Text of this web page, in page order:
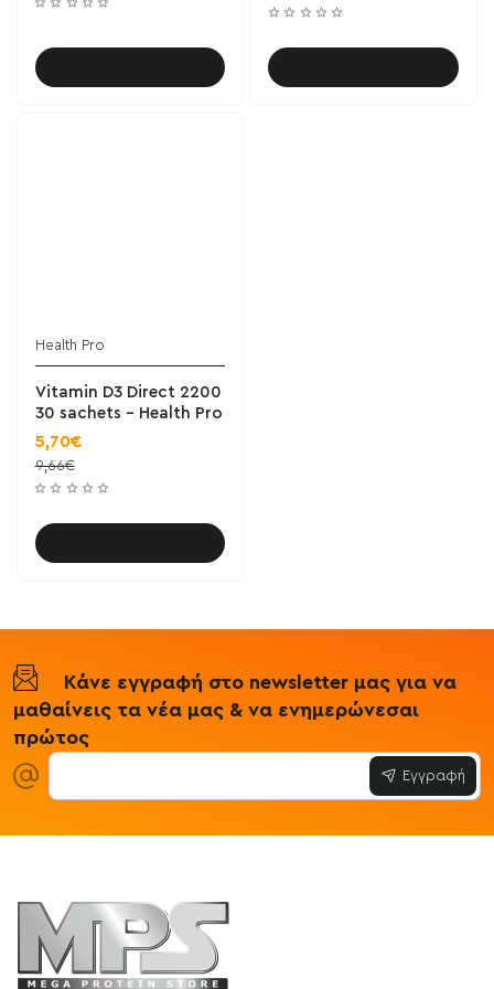
Health Pro
Vitamin D3 Direct 2200
30 sachets - Health Pro
5,70€
9,66€
Κάνε εγγραφή στο newsletter μας για να
μαθαίνεις τα νέα μας & να ενημερώνεσαι
πρώτος
Εγγραφή